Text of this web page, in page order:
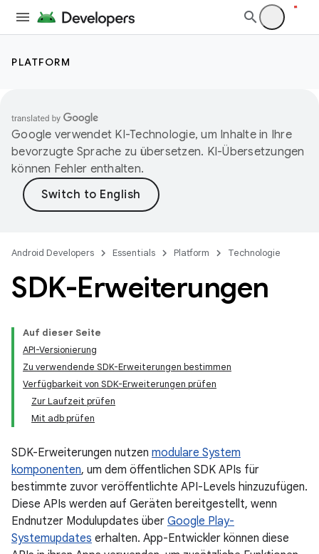
PLATFORM
Google verwendet KI-Technologie, um Inhalte in Ihre
bevorzugte Sprache zu übersetzen. KI-Übersetzungen
können Fehler enthalten.
Android Developers Essentials Platform Technologie
SDK-Erweiterungen
Auf dieser Seite
API-Versionierung
Zu verwendende SDK-Erweiterungen bestimmen
Verfügbarkeit von SDK-Erweiterungen prüfen
Zur Laufzeit prüfen
Mit adb prüfen
SDK-Erweiterungen nutzen modulare System
komponenten, um dem öffentlichen SDK APIs für
bestimmte zuvor veröffentlichte API-Levels hinzuzufügen.
Diese APIs werden auf Geräten bereitgestellt, wenn
Endnutzer Modulupdates über Google Play-
Systemupdates erhalten. App-Entwickler können diese